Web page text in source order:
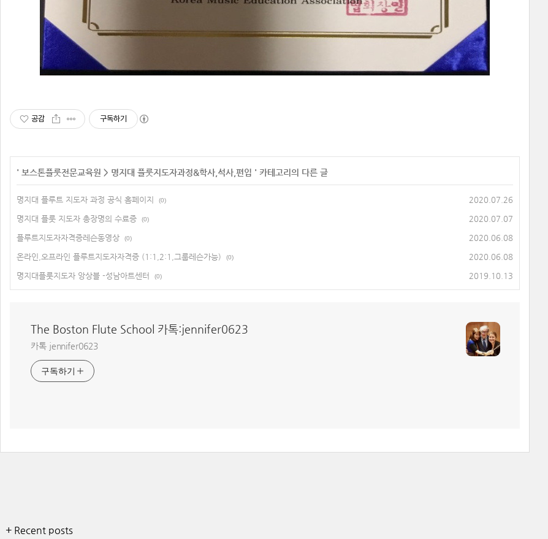
공감 구독하기
' 보스톤플룻전문교육원 > 명지대 플룻지도자과정&학사,석사,편입 ' 카테고리의 다른 글
명지대 플루트 지도자 과정 공식 홈페이지 (0) 2020.07.26
명지대 플룻 지도자 총장명의 수료증 (0) 2020.07.07
플루트지도자자격증레슨동영상 (0) 2020.06.08
온라인,오프라인 플루트지도자자격증 (1:1,2:1,그룹레슨가능) (0) 2020.06.08
명지대플룻지도자 앙상블 -성남아트센터 (0) 2019.10.13
The Boston Flute School 카톡:jennifer0623
카톡 jennifer0623
구독하기
+ Recent posts